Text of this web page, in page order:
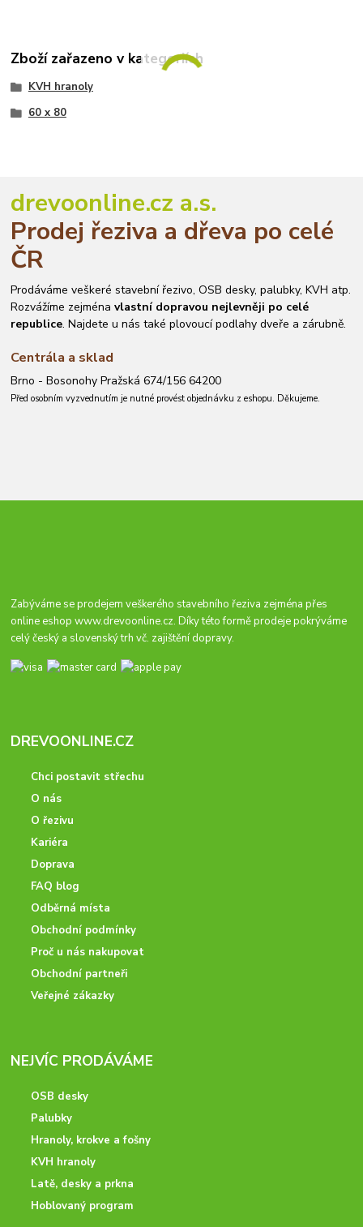
Zboží zařazeno v kategoriích
KVH hranoly
60 x 80
drevoonline.cz a.s.
Prodej řeziva a dřeva po celé
ČR
Prodáváme veškeré stavební řezivo, OSB desky, palubky, KVH atp.
Rozvážíme zejménavlastní dopravou nejlevněji po celé
republice. Najdete u nás také plovoucí podlahy dveře a zárubně.
Centrála a sklad
Brno - Bosonohy Pražská 674/156 64200
Před osobním vyzvednutím je nutné provést objednávku z eshopu. Děkujeme.
Zabýváme se prodejem veškerého stavebního řeziva zejména přes
online eshopwww.drevoonline.cz. Díky této formě prodeje pokrýváme
celý český a slovenský trh vč. zajištění dopravy.
DREVOONLINE.CZ
Chci postavit střechu
O nás
O řezivu
Kariéra
Doprava
FAQ blog
Odběrná místa
Obchodní podmínky
Proč u nás nakupovat
Obchodní partneři
Veřejné zákazky
NEJVÍC PRODÁVÁME
OSB desky
Palubky
Hranoly, krokve a fošny
KVH hranoly
Latě, desky a prkna
Hoblovaný program